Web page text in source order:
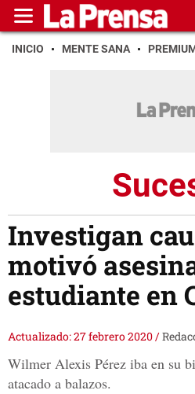
INICIO MENTE SANA
Investigan
motivó
estudiante en
Actualizado: 27 febrero 2020/
Wilmer Alexis Pérez iba en su
atacado a balazos.